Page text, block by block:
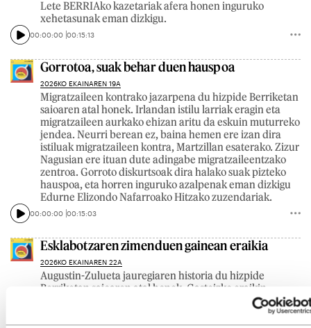
Lete BERRIAko kazetariak afera honen inguruko
xehetasunak eman dizkigu.
00:00:00 00:15:13
Gorrotoa, suak behar duen hauspoa
2026KO EKAINAREN 19A
Migratzaileen kontrako jazarpena du hizpide Berriketan
saioaren atal honek. Irlandan istilu larriak eragin eta
migratzaileen aurkako ehizan aritu da eskuin muturreko
jendea. Neurri berean ez, baina hemen ere izan dira
istiluak migratzaileen kontra, Martzillan esaterako. Zizur
Nagusian ere ituan dute adingabe migratzaileentzako
zentroa. Gorroto diskurtsoak dira halako suak pizteko
hauspoa, eta horren inguruko azalpenak eman dizkigu
Edurne Elizondo Nafarroako Hitzako zuzendariak.
00:00:00 00:15:03
Esklabotzaren zimenduen gainean eraikia
2026KO EKAINAREN 22A
Augustin-Zulueta jauregiaren historia du hizpide
Berriketan saioaren atal honek. Gasteizko eraikin
horretan Arabako Arte Ederren Museoa dago orain. XX.
mende hasieran eraiki zuten Elvira Zuluetak eskatuta.
Elvira Zulueta esklabista baten alaba zen, eta esklaboen